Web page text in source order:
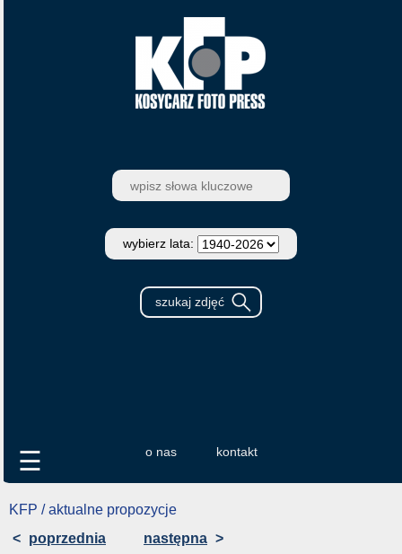
wybierz lata:
o nas kontakt
☰
KFP / aktualne propozycje
< poprzednia następna >